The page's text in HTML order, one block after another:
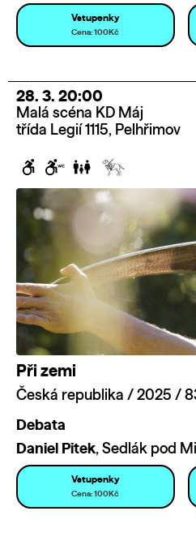
Vstupenky
Cena: 100Kč
28. 3. 20:00
Malá scéna KD Máj
třída Legií 1115, Pelhřimov
Při zemi
Česká republika / 2025 /
Debata
Daniel Pitek, Sedlák pod
Vstupenky
Cena: 100Kč